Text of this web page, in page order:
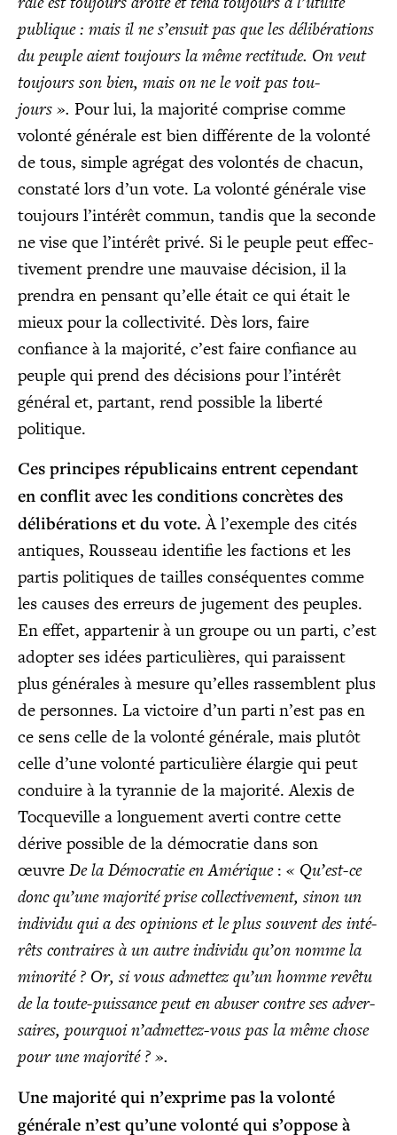
publique : mais il ne s’ensuit pas que les déli­bé­ra­tions
du peuple aient tou­jours la même rec­ti­tude. On veut
tou­jours son bien, mais on ne le voit pas tou­
jours ». Pour lui, la majo­ri­té com­prise comme
volon­té géné­rale est bien dif­fé­rente de la volon­té
de tous, simple agré­gat des volon­tés de cha­cun,
consta­té lors d’un vote. La volon­té géné­rale vise
tou­jours l’intérêt com­mun, tan­dis que la seconde
ne vise que l’intérêt pri­vé. Si le peuple peut effec­
ti­ve­ment prendre une mau­vaise déci­sion, il la
pren­dra en pen­sant qu’elle était ce qui était le
mieux pour la col­lec­ti­vi­té. Dès lors, faire
confiance à la majo­ri­té, c’est faire confiance au
peuple qui prend des déci­sions pour l’intérêt
géné­ral et, par­tant, rend pos­sible la liber­té
politique.
Ces prin­cipes répu­bli­cains entrent cepen­dant
en conflit avec les condi­tions concrètes des
déli­bé­ra­tions et du vote.À l’exemple des cités
antiques, Rous­seau iden­ti­fie les fac­tions et les
par­tis poli­tiques de tailles consé­quentes comme
les causes des erreurs de juge­ment des peuples.
En effet, appar­te­nir à un groupe ou un par­ti, c’est
adop­ter ses idées par­ti­cu­lières, qui paraissent
plus géné­rales à mesure qu’elles ras­semblent plus
de per­sonnes. La vic­toire d’un par­ti n’est pas en
ce sens celle de la volon­té géné­rale, mais plu­tôt
celle d’une volon­té par­ti­cu­lière élar­gie qui peut
conduire à la tyran­nie de la majo­ri­té. Alexis de
Toc­que­ville a lon­gue­ment aver­ti contre cette
dérive pos­sible de la démo­cra­tie dans son
œuvreDe la Démo­cra­tie en Amé­rique: « Qu’est-ce
donc qu’une majo­ri­té prise col­lec­ti­ve­ment, sinon un
indi­vi­du qui a des opi­nions et le plus sou­vent des inté­
rêts contraires à un autre indi­vi­du qu’on nomme la
mino­ri­té ? Or, si vous admet­tez qu’un homme revê­tu
de la toute-puis­sance peut en abu­ser contre ses adver­
saires, pour­quoi n’admettez-vous pas la même chose
pour une majorité ? ».
Une majo­ri­té qui n’exprime pas la volon­té
géné­rale n’est qu’une volon­té qui s’oppose à